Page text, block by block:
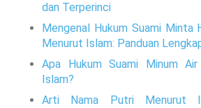
dan Terperinci
Mengenal Hukum Suami Minta
Menurut Islam: Panduan
Apa Hukum Suami Minum
Islam?
Arti Nama Putri Menurut